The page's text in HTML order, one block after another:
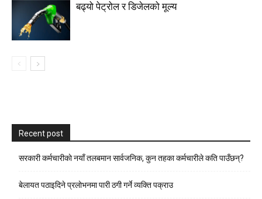
बढ्यो पेट्रोल र डिजेलको मूल्य
Recent post
सरकारी कर्मचारीकाे नयाँ तलबमान सार्वजनिक, कुन तहका कर्मचारीले कति पाउँछन्?
बेलायत पठाइदिने प्रलाेभनमा पारी ठगी गर्ने व्यक्ति पक्राउ